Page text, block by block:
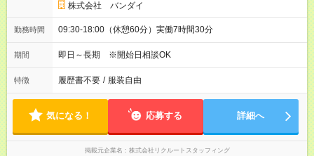
株式会社 バンダイ
勤務時間 09:30-18:00（休憩60分）実働7時間30分
期間 即日～長期 ※開始日相談OK
特徴 履歴書不要 / 服装自由
気になる！ 応募する 詳細へ
掲載元企業名 株式会社リクルートスタッフィング